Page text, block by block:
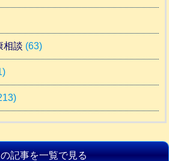
相談 (63)
記事を一覧で見る